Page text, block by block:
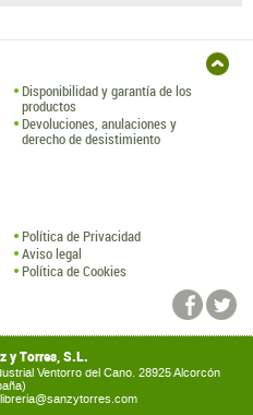
Disponibilidad y garantía de los
productos
Devoluciones, anulaciones y
derecho de desistimiento
Política de Privacidad
Aviso legal
Política de Cookies
y Torres, S.L.
Ventorro del Cano. 28925 Alcorcón
libreria@sanzytorres.com